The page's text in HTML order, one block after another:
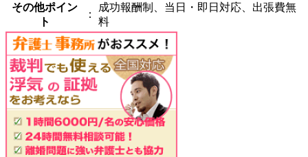
その他ポイン
ト
：
成功報酬制、当日・即日対応、出張費無
料